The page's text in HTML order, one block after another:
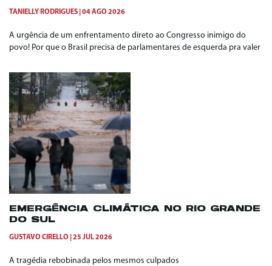
TANIELLY RODRIGUES 04 AGO 2026
A urgência de um enfrentamento direto ao Congresso inimigo do
povo! Por que o Brasil precisa de parlamentares de esquerda pra valer
EMERGÊNCIA CLIMÁTICA NO RIO GRANDE
DO SUL
GUSTAVO CIRELLO 25 JUL 2026
A tragédia rebobinada pelos mesmos culpados